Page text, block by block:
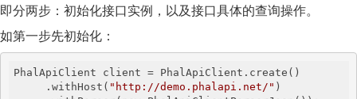
即分两步：初始化接口实例，以及接口具体的查询操作。
如第一步先初始化：
PhalApiClient client = PhalApiClient.create()
     .withHost(
"http://demo.phalapi.net/" )